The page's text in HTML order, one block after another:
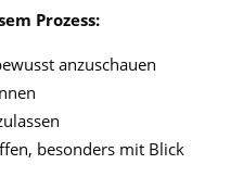
Prozess:
anzuschauen
besonders mit Blick